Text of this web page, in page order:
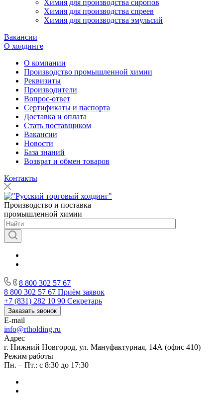
Химия для производства сиропов
Химия для производства спреев
Химия для производства эмульсий
Вакансии
О холдинге
О компании
Производство промышленной химии
Реквизиты
Производители
Вопрос-ответ
Сертификаты и паспорта
Доставка и оплата
Стать поставщиком
Вакансии
Новости
База знаний
Возврат и обмен товаров
Контакты
Производство и поставка
промышленной химии
8 800 302 57 67
8 800 302 57 67 Приём заявок
+7 (831) 282 10 90 Секретарь
Заказать звонок
E-mail
info@rtholding.ru
Адрес
г. Нижний Новгород, ул. Мануфактурная, 14А (офис 410)
Режим работы
Пн. – Пт.: с 8:30 до 17:30